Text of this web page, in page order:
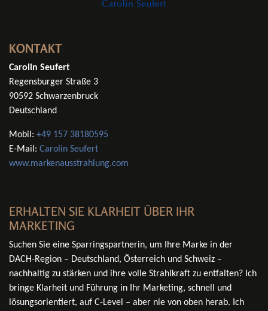
KONTAKT
Carolin Seufert
Regensburger Straße 3
90592 Schwarzenbruck
Deutschland
Mobil: +49 157 38180595
E-Mail: Carolin Seufert
www.markenausstrahlung.com
ERHALTEN SIE KLARHEIT ÜBER IHR
MARKETING
Suchen Sie eine Sparringspartnerin, um Ihre Marke in der
DACH-Region – Deutschland, Österreich und Schweiz –
nachhaltig zu stärken und ihre volle Strahlkraft zu entfalten? Ich
bringe Klarheit und Führung in Ihr Marketing, schnell und
lösungsorientiert, auf C-Level – aber nie von oben herab. Ich